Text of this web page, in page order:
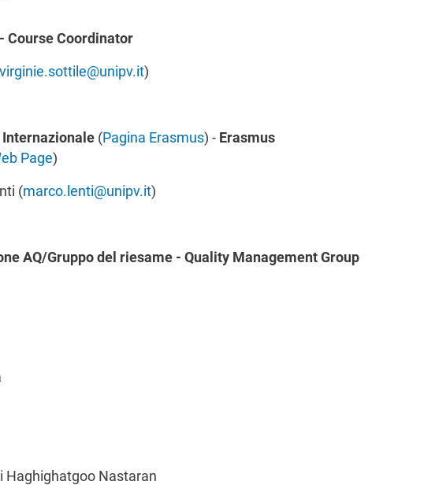
Course Coordinator
)
(Pagina Erasmus) - Erasmus
Page)
(marco.lenti@unipv.it)
AQ/Gruppo del riesame - Quality Management Group
Haghighatgoo Nastaran